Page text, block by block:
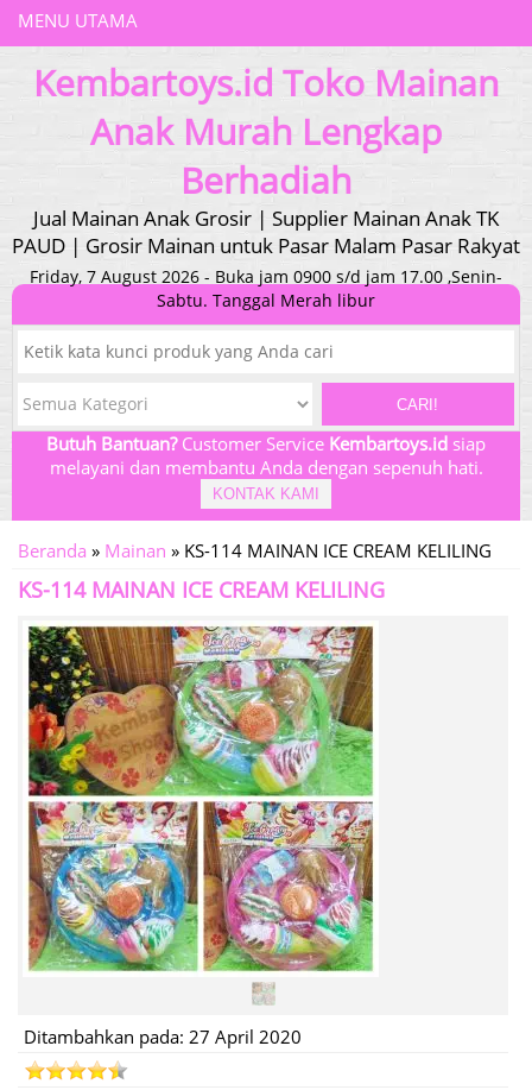
MENU UTAMA
Kembartoys.id Toko Mainan
Anak Murah Lengkap
Berhadiah
Jual Mainan Anak Grosir | Supplier Mainan Anak TK
PAUD | Grosir Mainan untuk Pasar Malam Pasar Rakyat
Friday, 7 August 2026 - Buka jam 0900 s/d jam 17.00 ,Senin-
Sabtu. Tanggal Merah libur
CARI!
Butuh Bantuan?Customer Service Kembartoys.id siap
melayani dan membantu Anda dengan sepenuh hati.
KONTAK KAMI
Beranda » Mainan » KS-114 MAINAN ICE CREAM KELILING
KS-114 MAINAN ICE CREAM KELILING
Ditambahkan pada: 27 April 2020